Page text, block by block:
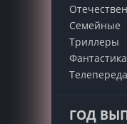
Семейные
Триллеры
Фантастика
ГОД